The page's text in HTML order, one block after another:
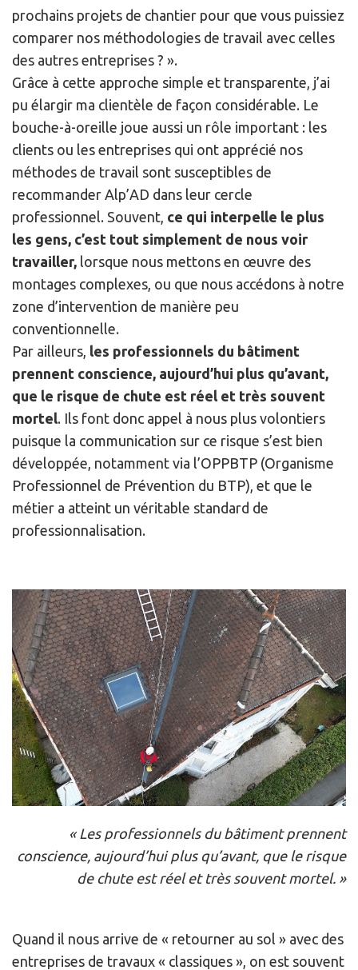
prochains projets de chantier pour que vous puissiez
comparer nos méthodologies de travail avec celles
des autres entreprises ? ».
Grâce à cette approche simple et transparente, j’ai
pu élargir ma clientèle de façon considérable. Le
bouche-à-oreille joue aussi un rôle important : les
clients ou les entreprises qui ont apprécié nos
méthodes de travail sont susceptibles de
recommander Alp’AD dans leur cercle
professionnel. Souvent, ce qui interpelle le plus
les gens, c’est tout simplement de nous voir
travailler, lorsque nous mettons en œuvre des
montages complexes, ou que nous accédons à notre
zone d’intervention de manière peu
conventionnelle.
Par ailleurs, les professionnels du bâtiment
prennent conscience, aujourd’hui plus qu’avant,
que le risque de chute est réel et très souvent
mortel. Ils font donc appel à nous plus volontiers
puisque la communication sur ce risque s’est bien
développée, notamment via l’OPPBTP (Organisme
Professionnel de Prévention du BTP), et que le
métier a atteint un véritable standard de
professionnalisation.
« Les professionnels du bâtiment prennent
conscience, aujourd’hui plus qu’avant, que le risque
de chute est réel et très souvent mortel. »
Quand il nous arrive de « retourner au sol » avec des
entreprises de travaux « classiques », on est souvent